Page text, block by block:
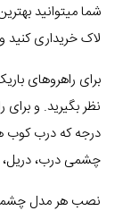
شما میتوانید
لاک خریداری
درجه که درب کوب
چشمی درب،
نصب هر مدل